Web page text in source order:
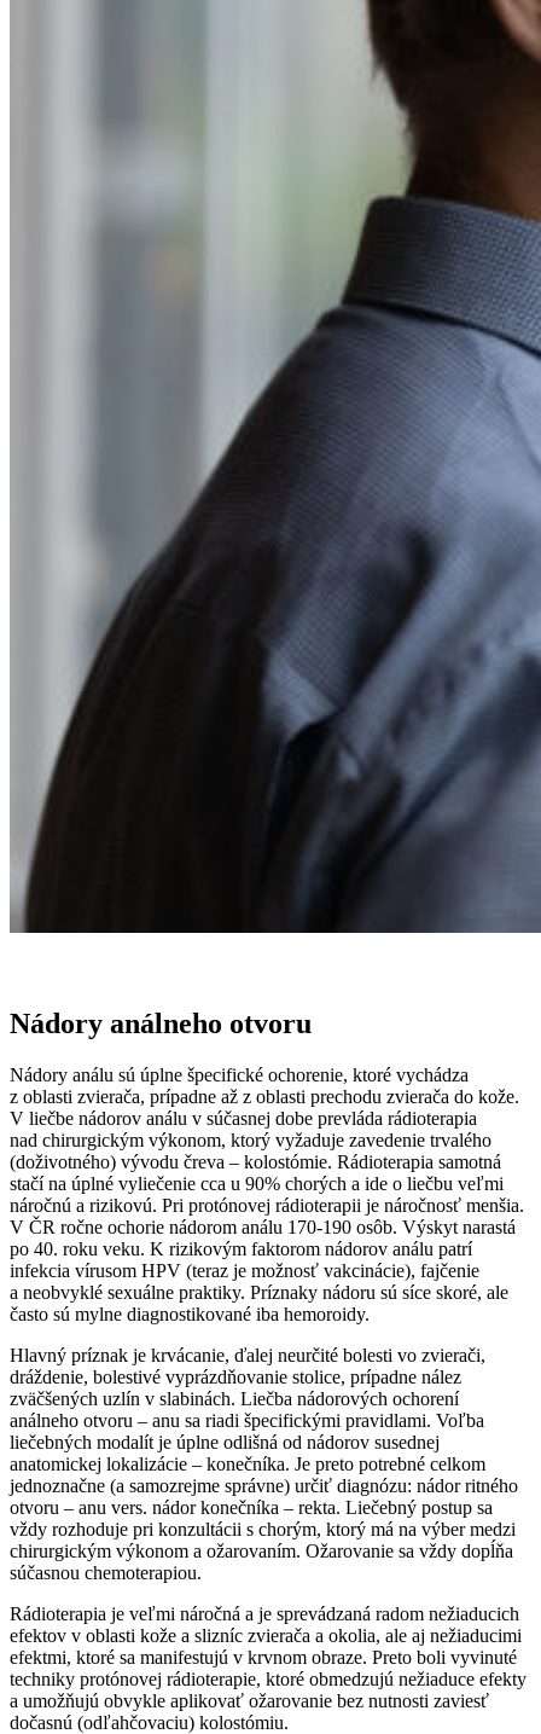
Nádory análneho otvoru
Nádory análu sú úplne špecifické ochorenie, ktoré vychádza
z oblasti zvierača, prípadne až z oblasti prechodu zvierača do kože.
V liečbe nádorov análu v súčasnej dobe prevláda rádioterapia
nad chirurgickým výkonom, ktorý vyžaduje zavedenie trvalého
(doživotného) vývodu čreva – kolostómie. Rádioterapia samotná
stačí na úplné vyliečenie cca u 90% chorých a ide o liečbu veľmi
náročnú a rizikovú. Pri protónovej rádioterapii je náročnosť menšia.
V ČR ročne ochorie nádorom análu 170-190 osôb. Výskyt narastá
po 40. roku veku. K rizikovým faktorom nádorov análu patrí
infekcia vírusom HPV (teraz je možnosť vakcinácie), fajčenie
a neobvyklé sexuálne praktiky. Príznaky nádoru sú síce skoré, ale
často sú mylne diagnostikované iba hemoroidy.
Hlavný príznak je krvácanie, ďalej neurčité bolesti vo zvierači,
dráždenie, bolestivé vyprázdňovanie stolice, prípadne nález
zväčšených uzlín v slabinách. Liečba nádorových ochorení
análneho otvoru – anu sa riadi špecifickými pravidlami. Voľba
liečebných modalít je úplne odlišná od nádorov susednej
anatomickej lokalizácie – konečníka. Je preto potrebné celkom
jednoznačne (a samozrejme správne) určiť diagnózu: nádor ritného
otvoru – anu vers. nádor konečníka – rekta. Liečebný postup sa
vždy rozhoduje pri konzultácii s chorým, ktorý má na výber medzi
chirurgickým výkonom a ožarovaním. Ožarovanie sa vždy dopĺňa
súčasnou chemoterapiou.
Rádioterapia je veľmi náročná a je sprevádzaná radom nežiaducich
efektov v oblasti kože a slizníc zvierača a okolia, ale aj nežiaducimi
efektmi, ktoré sa manifestujú v krvnom obraze. Preto boli vyvinuté
techniky protónovej rádioterapie, ktoré obmedzujú nežiaduce efekty
a umožňujú obvykle aplikovať ožarovanie bez nutnosti zaviesť
dočasnú (odľahčovaciu) kolostómiu.